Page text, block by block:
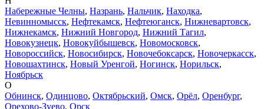
Набережные Челны, Назрань, Нальчик, Находка,
Невинномысск, Нефтекамск, Нефтеюганск, Нижневартовск,
Нижнекамск, Нижний Новгород, Нижний Тагил,
Новокузнецк, Новокуйбышевск, Новомосковск,
Новороссийск, Новосибирск, Новочебоксарск, Новочеркасск,
Новошахтинск, Новый Уренгой, Ногинск, Норильск,
Ноябрьск
О
Обнинск, Одинцово, Октябрьский, Омск, Орёл, Оренбург,
Орехово-Зуево, Орск